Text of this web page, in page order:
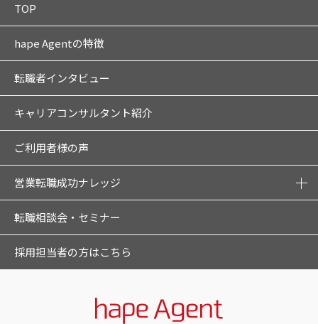
TOP
hape Agentの特徴
転職者インタビュー
キャリアコンサルタント紹介
ご利用者様の声
営業転職成功ナレッジ
転職相談会・セミナー
採用担当者の方はこちら